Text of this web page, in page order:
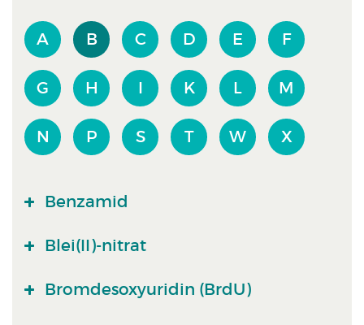
A B C D E F
G H I K L M
N P S T W X
Benzamid
Blei(II)-nitrat
Bromdesoxyuridin (BrdU)